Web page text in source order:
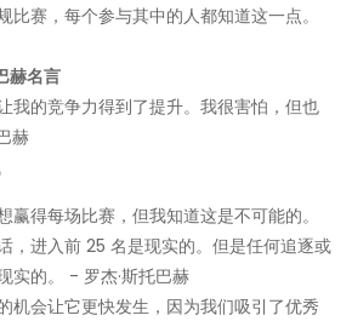
比赛，每个参与其中的人都知道这一点。
赫名言
我的竞争力得到了提升。我很害怕，但也
赫
赢得每场比赛，但我知道这是不可能的。
，进入前 25 名是现实的。但是任何追逐或
实的。 - 罗杰·斯托巴赫
机会让它更快发生，因为我们吸引了优秀